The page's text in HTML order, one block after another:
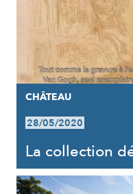
CHÂTEAU
28/05/2020
La collection